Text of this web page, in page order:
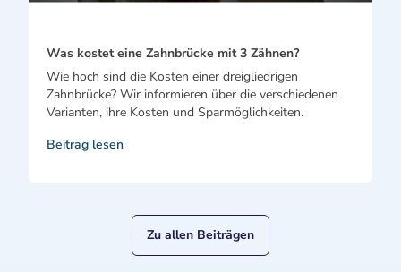
Was kostet eine Zahnbrücke mit 3 Zähnen?
Wie hoch sind die Kosten einer dreigliedrigen
Zahnbrücke? Wir informieren über die verschiedenen
Varianten, ihre Kosten und Sparmöglichkeiten.
Beitrag lesen
Zu allen Beiträgen